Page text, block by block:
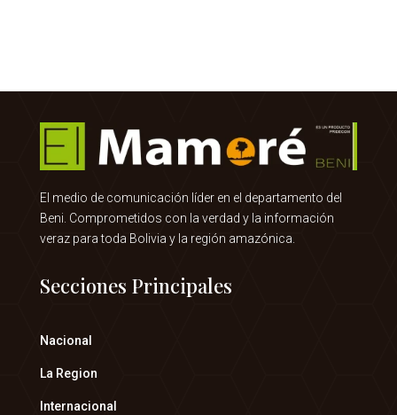
El medio de comunicación líder en el departamento del
Beni. Comprometidos con la verdad y la información
veraz para toda Bolivia y la región amazónica.
Secciones Principales
Nacional
La Region
Internacional